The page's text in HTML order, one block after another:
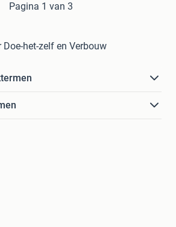
Pagina 1 van 3
het-zelf en Verbouw